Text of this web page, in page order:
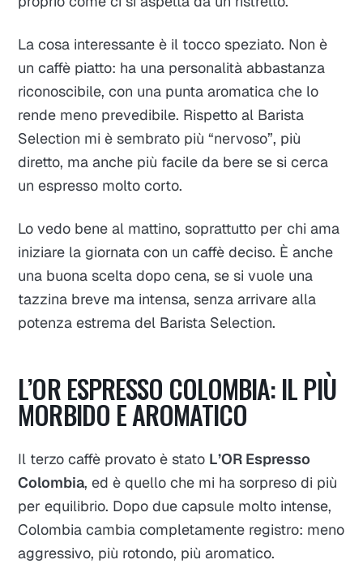
La cosa interessante è il tocco speziato. Non è
un caffè piatto: ha una personalità abbastanza
riconoscibile, con una punta aromatica che lo
rende meno prevedibile. Rispetto al Barista
Selection mi è sembrato più “nervoso”, più
diretto, ma anche più facile da bere se si cerca
un espresso molto corto.
Lo vedo bene al mattino, soprattutto per chi ama
iniziare la giornata con un caffè deciso. È anche
una buona scelta dopo cena, se si vuole una
tazzina breve ma intensa, senza arrivare alla
potenza estrema del Barista Selection.
L’OR ESPRESSO COLOMBIA: IL PIÙ
MORBIDO E AROMATICO
Il terzo caffè provato è stato L’OR Espresso
Colombia, ed è quello che mi ha sorpreso di più
per equilibrio. Dopo due capsule molto intense,
Colombia cambia completamente registro: meno
aggressivo, più rotondo, più aromatico.